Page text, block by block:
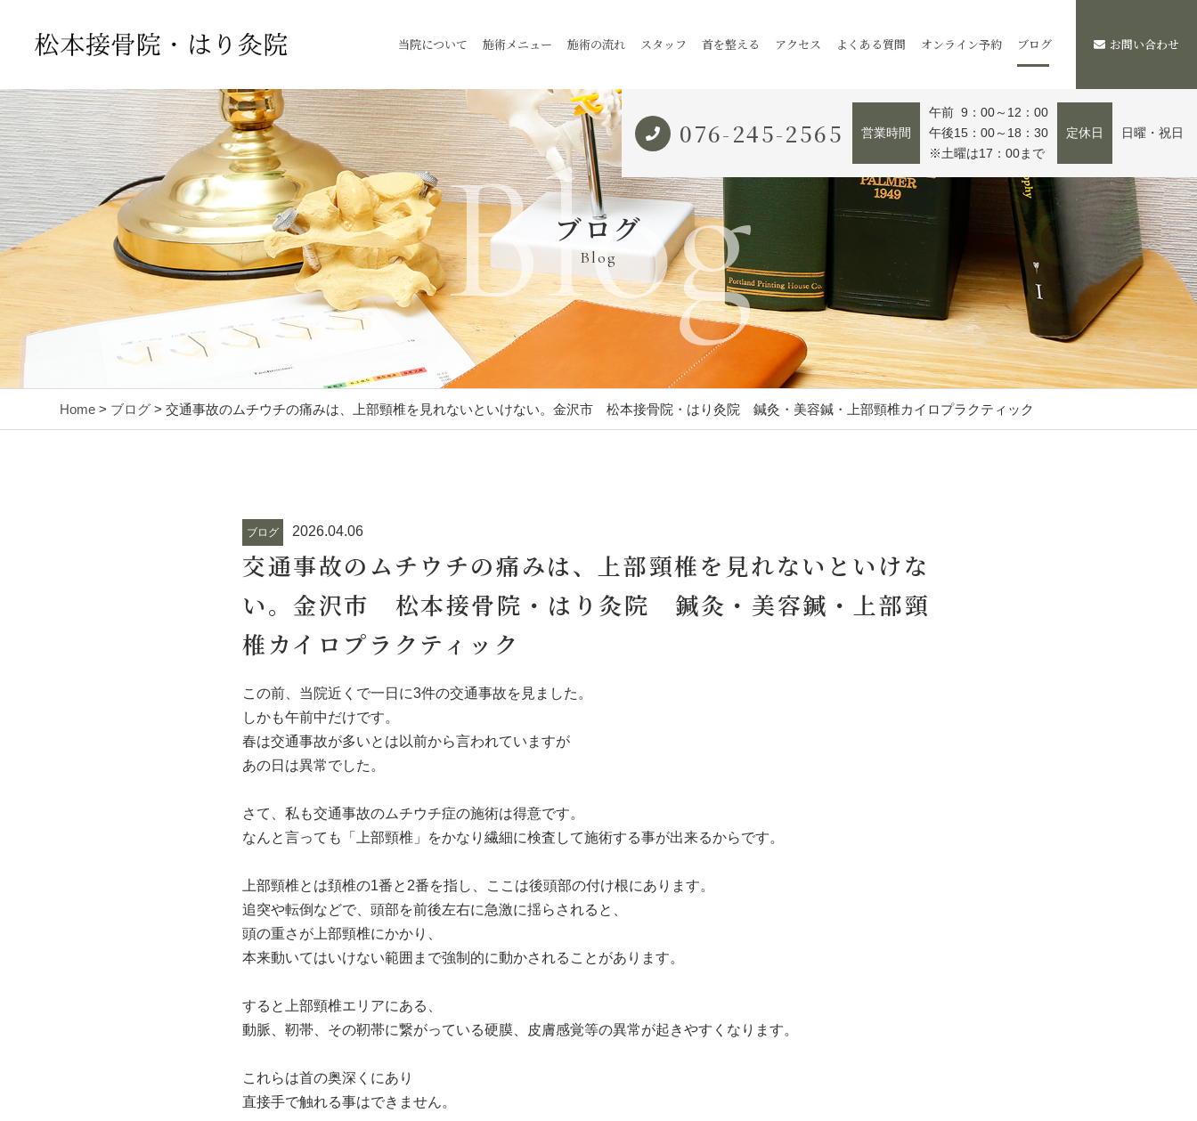
当院について 施術メニュー 施術の流れ スタッフ 首を整える アクセス よくある質問 オンライン予約 ブログ お問い合わせ
ブログ
Blog
Blog076-245-2565 営業時間
午前 9：00～12：00
午後15：00～18：30
※土曜は17：00まで
定休日 日曜・祝日
Home > ブログ > 交通事故のムチウチの痛みは、上部頸椎を見れないといけない。金沢市 松本接骨院・はり灸院 鍼灸・美容鍼・上部頸椎カイロプラクティック
ブログ 2026.04.06
交通事故のムチウチの痛みは、上部頸椎を見れないといけな
い。金沢市 松本接骨院・はり灸院 鍼灸・美容鍼・上部頸
椎カイロプラクティック
この前、当院近くで一日に3件の交通事故を見ました。
しかも午前中だけです。
春は交通事故が多いとは以前から言われていますが
あの日は異常でした。
さて、私も交通事故のムチウチ症の施術は得意です。
なんと言っても「上部頸椎」をかなり繊細に検査して施術する事が出来るからです。
上部頸椎とは頚椎の1番と2番を指し、ここは後頭部の付け根にあります。
追突や転倒などで、頭部を前後左右に急激に揺らされると、
頭の重さが上部頸椎にかかり、
本来動いてはいけない範囲まで強制的に動かされることがあります。
すると上部頸椎エリアにある、
動脈、靭帯、その靭帯に繋がっている硬膜、皮膚感覚等の異常が起きやすくなります。
これらは首の奥深くにあり
直接手で触れる事はできません。